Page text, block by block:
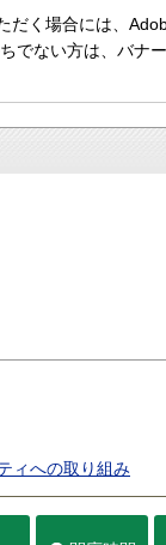
だく場合には、
でない方は、バナ
ィへの取り組み